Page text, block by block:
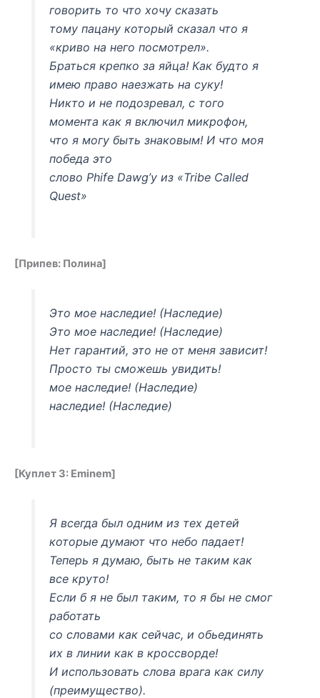
говорить то что хочу сказать
тому пацану который сказал что я
«криво на него посмотрел».
Браться крепко за яйца! Как будто я
имею право наезжать на суку!
Никто и не подозревал, с того
момента как я включил микрофон,
что я могу быть знаковым! И что моя
победа это
слово Phife Dawg’у из «Tribe Called
Quest»
[Припев: Полина]
Это мое наследие! (Наследие)
Это мое наследие! (Наследие)
Нет гарантий, это не от меня зависит!
Просто ты сможешь увидить!
мое наследие! (Наследие)
наследие! (Наследие)
[Куплет 3: Eminem]
Я всегда был одним из тех детей
которые думают что небо падает!
Теперь я думаю, быть не таким как
все круто!
Если б я не был таким, то я бы не смог
работать
со словами как сейчас, и обьединять
их в линии как в кроссворде!
И использовать слова врага как силу
(преимущество).